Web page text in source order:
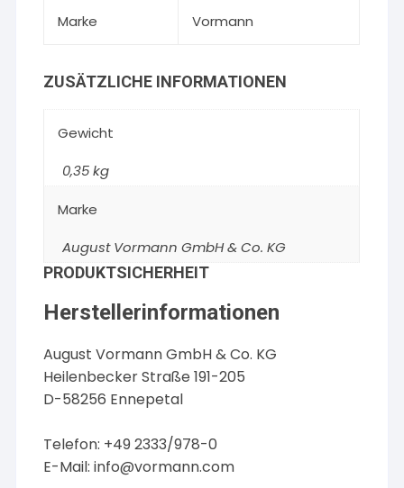
Marke Vormann
ZUSÄTZLICHE INFORMATIONEN
Gewicht
0,35 kg
Marke
August Vormann GmbH & Co. KG
PRODUKTSICHERHEIT
Herstellerinformationen
August Vormann GmbH & Co. KG
Heilenbecker Straße 191-205
D-58256 Ennepetal
Telefon: +49 2333/978-0
E-Mail:info@vormann.com